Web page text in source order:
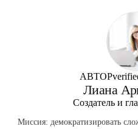
АВТОР
Лиана
Создатель и
Миссия: демократизировать